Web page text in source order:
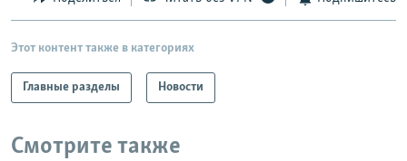
Этот контент также в категориях
Главные разделы Новости
Смотрите также